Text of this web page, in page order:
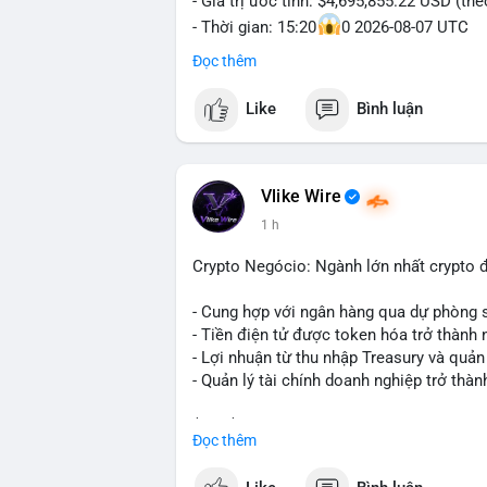
- Thời gian: 15:20
0 2026-08-07 UTC
Nhận định phân tích hành vi của Cá voi
triệu USD được dồn vào một giao dịch
không phải hành động phân tán nhỏ
hạn có thể gia tăng, ảnh hưởng đến
vì thoát ra.
Lời khuyên ngắn gọn cho nhà đầu tư
trong 24-48 giờ tới. Đừng vội hành
lẻ; hãy quan sát thêm các lệnh tiếp
chỉnh vị thế.
#72dot2609btc #4triệu7usd
Đọc thêm
Like Bình luận
Vlike Wire
1 h
Crypto Negócio: Ngành lớn nhất crypto
- Cung hợp với ngân hàng qua dự phòng
- Tiền điện tử được token hóa trở thành
- Lợi nhuận từ thu nhập Treasury và
- Quản lý tài chính doanh nghiệp trở
Đọc thêm